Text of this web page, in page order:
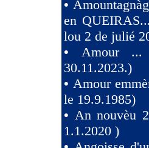
•
en
lou 2 de julié
• Amour ...
30.11.2023.)
• Amour
le 19.9.1985)
• An nouvèu
1.1.2020 )